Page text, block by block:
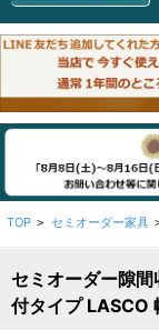
ここでしか買えな
生活感を隠してス
レンジ台【
TOP > セミオーダー家具
セミオーダー隙
付タイプ